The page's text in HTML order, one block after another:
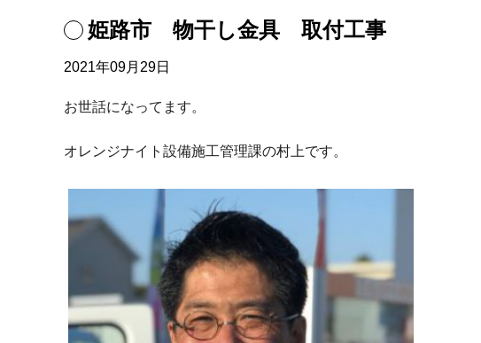
姫路市 物干し金具 取付工事
2021年09月29日
お世話になってます。
オレンジナイト設備施工管理課の村上です。